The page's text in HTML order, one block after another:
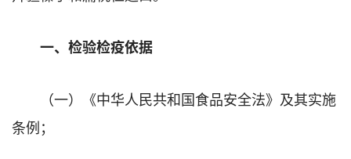
一、检验检疫依据
（一）《中华人民共和国食品安全法》及其实施
条例；